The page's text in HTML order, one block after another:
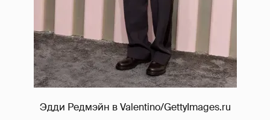
Эдди Редмэйн в Valentino/GettyImages.ru